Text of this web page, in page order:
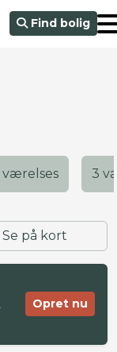
Find bolig
værelses 3
Se på kort
Opret nu